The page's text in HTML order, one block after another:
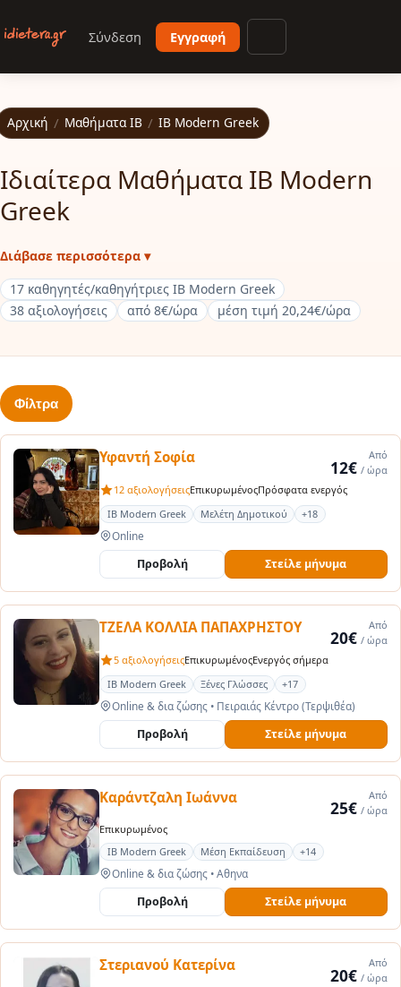
Σύνδεση Εγγραφή
Αρχική / Μαθήματα IB / IB Modern Greek
Ιδιαίτερα Μαθήματα IB Modern
Greek
Διάβασε περισσότερα ▾
17 καθηγητές/καθηγήτριες IB Modern Greek
38 αξιολογήσεις
από 8€/ώρα μέση τιμή 20,24€/ώρα
Φίλτρα
Υφαντή Σοφία Από
12€ / ώρα
12 αξιολογήσειςΕπικυρωμένοςΠρόσφατα ενεργός
IB Modern Greek
Μελέτη Δημοτικού +18
Online
Προβολή Στείλε μήνυμα
ΤΖΕΛΑ ΚΟΛΛΙΑ ΠΑΠΑΧΡΗΣΤΟΥ Από
20€ / ώρα
5 αξιολογήσειςΕπικυρωμένοςΕνεργός σήμερα
IB Modern Greek
Ξένες Γλώσσες +17
Online & δια ζώσης •Πειραιάς Κέντρο (Τερψιθέα)
Προβολή Στείλε μήνυμα
Καράντζαλη Ιωάννα Από
25€ / ώρα
Επικυρωμένος
IB Modern Greek
Μέση Εκπαίδευση +14
Online & δια ζώσης •Αθηνα
Προβολή Στείλε μήνυμα
Στεριανού Κατερίνα Από
20€ / ώρα